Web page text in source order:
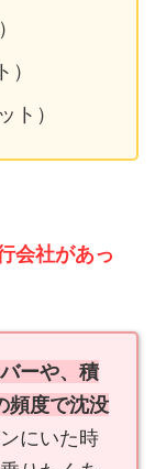
ト）
会社があっ
ーや、積
頻度で沈没
にいた時